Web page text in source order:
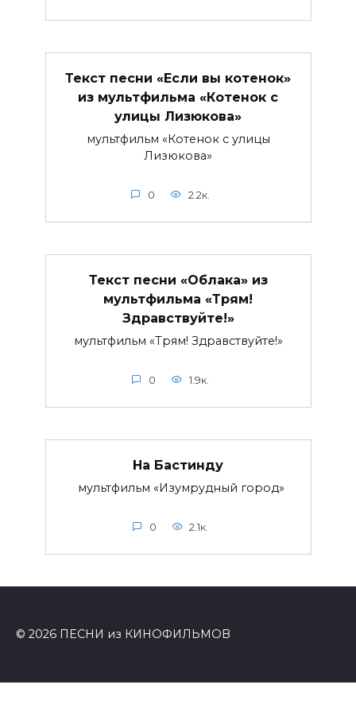
Текст песни «Если вы котенок»
из мультфильма «Котенок с
улицы Лизюкова»
мультфильм «Котенок с улицы
Лизюкова»
0 2.2к.
Текст песни «Облака» из
мультфильма «Трям!
Здравствуйте!»
мультфильм «Трям! Здравствуйте!»
0 1.9к.
На Бастинду
мультфильм «Изумрудный город»
0 2.1к.
© 2026 ПЕСНИ из КИНОФИЛЬМОВ